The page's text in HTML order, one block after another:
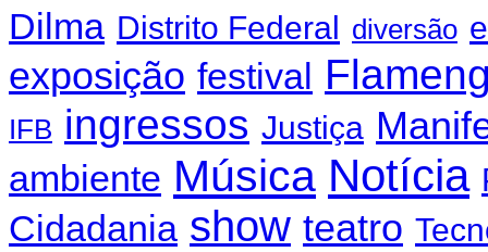
Dilma Distrito Federal diversão
exposição festival
IFB ingressos Justiça
ambiente Música Notícia
Cidadania show teatro